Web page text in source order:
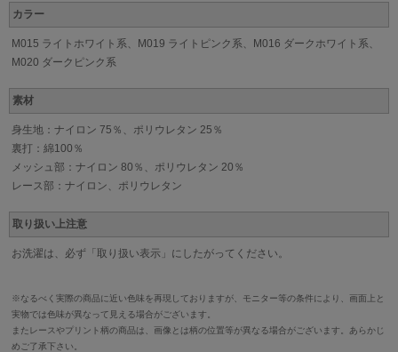
カラー
M015 ライトホワイト系、M019 ライトピンク系、M016 ダークホワイト系、
M020 ダークピンク系
素材
身生地：ナイロン 75％、ポリウレタン 25％
裏打：綿100％
メッシュ部：ナイロン 80％、ポリウレタン 20％
レース部：ナイロン、ポリウレタン
取り扱い上注意
お洗濯は、必ず「取り扱い表示」にしたがってください。
※なるべく実際の商品に近い色味を再現しておりますが、モニター等の条件により、画面上と
実物では色味が異なって見える場合がございます。
またレースやプリント柄の商品は、画像とは柄の位置等が異なる場合がございます。あらかじ
めご了承下さい。